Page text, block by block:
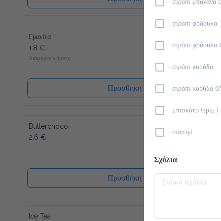
Γρανίτα
1.8 €
Διάφορες γεύσεις
Προσθήκη
Butterchoco
2.6 €
Προσθήκη
Ice Tea
σιρόπι μπανάνα
σιρόπι φράουλα
σιρόπι φράουλα
σιρόπι καρύδα
σιρόπι καρύδα
μπισκότο (τριμ.)
σαντιγί
Σχόλια